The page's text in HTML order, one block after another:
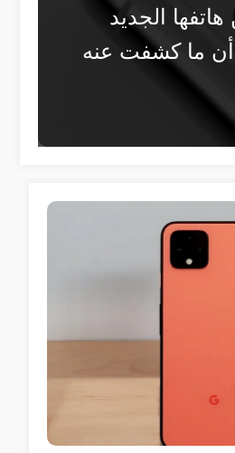
الجديد
أن ما كشفت عنه